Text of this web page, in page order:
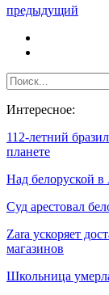
предыдущий
Интересное:
112-летний
планете
Над белоруской в
Суд арестовал
Zara ускоряет
магазинов
Школьница